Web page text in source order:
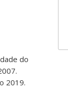
do
2019.